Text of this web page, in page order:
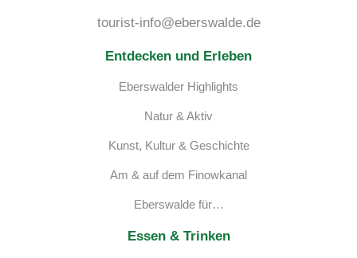
tourist-info@eberswalde.de
Entdecken und Erleben
Eberswalder Highlights
Natur & Aktiv
Kunst, Kultur & Geschichte
Am & auf dem Finowkanal
Eberswalde für…
Essen & Trinken